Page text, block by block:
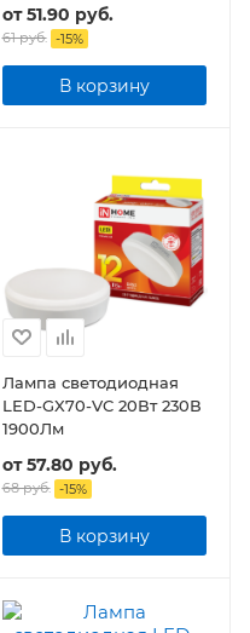
от51.90 руб.
61 руб. -15%
В корзину
Лампа светодиодная
LED-GX70-VC 20Вт 230В
1900Лм
от57.80 руб.
68 руб. -15%
В корзину